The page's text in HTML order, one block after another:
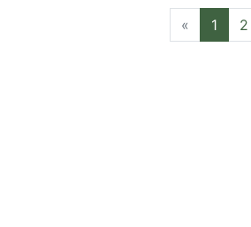
« Previous
1 2